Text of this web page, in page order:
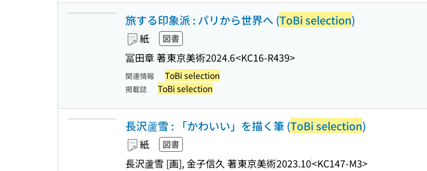
旅する印象派 : パリから世界へ (ToBi selection)
紙 図書
冨田章 著東京美術2024.6<KC16-R439>
関連情報 ToBi selection
掲載誌 ToBi selection
長沢蘆雪 : 「かわいい」を描く筆 (ToBi selection)
紙 図書
長沢蘆雪 [画], 金子信久 著東京美術2023.10<KC147-M3>